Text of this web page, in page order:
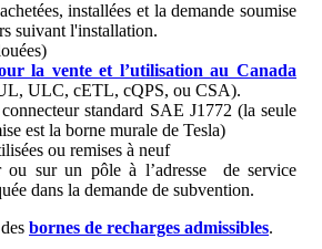
installées et la demande soumise
suivant l'installation.
la vente et l’utilisation au Canada
ULC, cETL, cQPS, ou CSA).
standard SAE J1772 (la seule
est la borne murale de Tesla)
ou remises à neuf
ou sur un pôle à l’adresse de service
dans la demande de subvention.
bornes de recharges admissibles.